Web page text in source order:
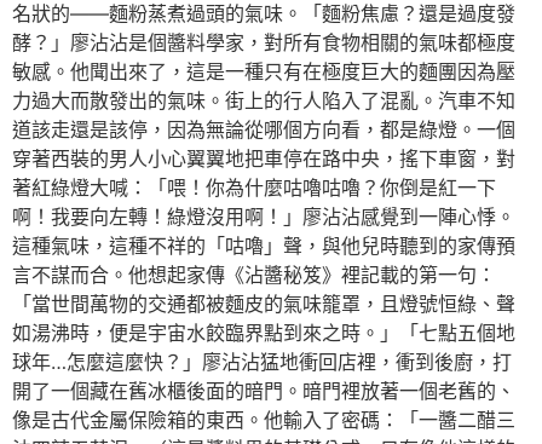
名狀的——麵粉蒸煮過頭的氣味。「麵粉焦慮？還是過度發
酵？」廖沾沾是個醬料學家，對所有食物相關的氣味都極度
敏感。他聞出來了，這是一種只有在極度巨大的麵團因為壓
力過大而散發出的氣味。街上的行人陷入了混亂。汽車不知
道該走還是該停，因為無論從哪個方向看，都是綠燈。一個
穿著西裝的男人小心翼翼地把車停在路中央，搖下車窗，對
著紅綠燈大喊：「喂！你為什麼咕嚕咕嚕？你倒是紅一下
啊！我要向左轉！綠燈沒用啊！」廖沾沾感覺到一陣心悸。
這種氣味，這種不祥的「咕嚕」聲，與他兒時聽到的家傳預
言不謀而合。他想起家傳《沾醬秘笈》裡記載的第一句：
「當世間萬物的交通都被麵皮的氣味籠罩，且燈號恒綠、聲
如湯沸時，便是宇宙水餃臨界點到來之時。」「七點五個地
球年…怎麼這麼快？」廖沾沾猛地衝回店裡，衝到後廚，打
開了一個藏在舊冰櫃後面的暗門。暗門裡放著一個老舊的、
像是古代金屬保險箱的東西。他輸入了密碼：「一醬二醋三